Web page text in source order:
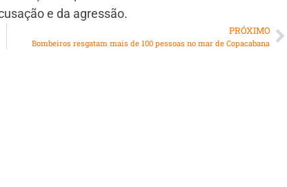
e da agressão.
PRÓXIMO
Bombeiros resgatam mais de 100 pessoas no mar de Copacabana